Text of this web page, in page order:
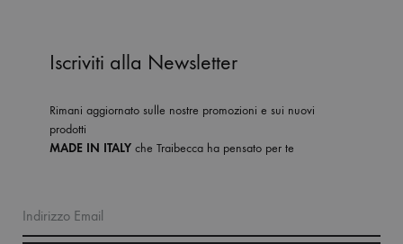
Iscriviti alla Newsletter
Rimani aggiornato sulle nostre promozioni e sui nuovi
prodotti
MADE IN ITALY che Traibecca ha pensato per te
Indirizzo Email